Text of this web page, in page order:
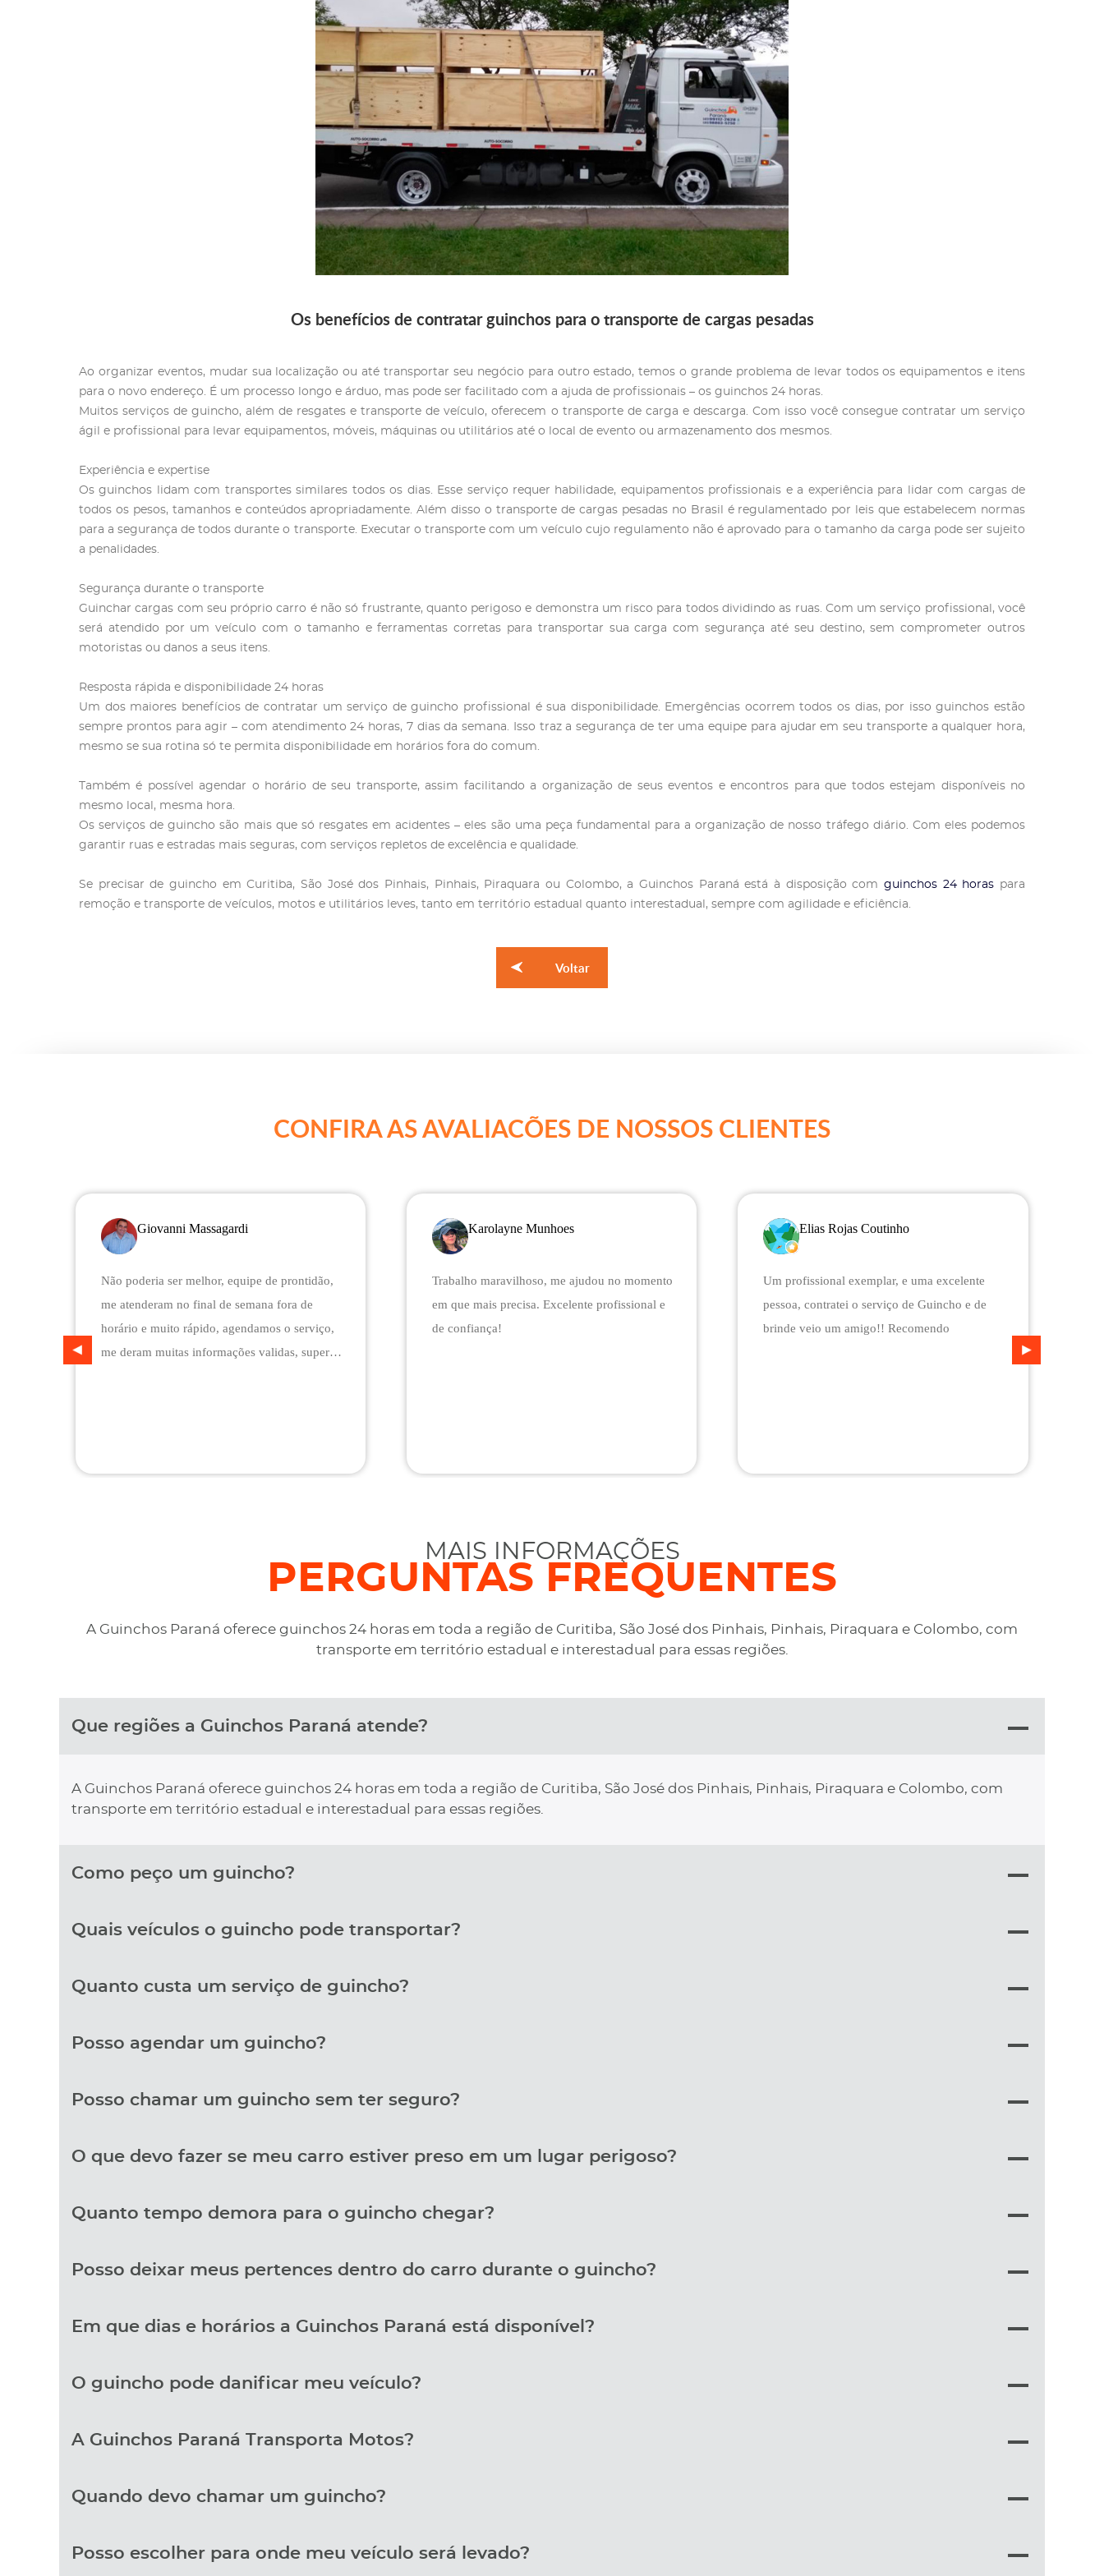
Os benefícios de contratar guinchos para o transporte de cargas pesadas
Ao organizar eventos, mudar sua localização ou até transportar seu negócio para outro estado, temos o grande problema de levar todos os equipamentos e itens
para o novo endereço. É um processo longo e árduo, mas pode ser facilitado com a ajuda de profissionais – os guinchos 24 horas.
Muitos serviços de guincho, além de resgates e transporte de veículo, oferecem o transporte de carga e descarga. Com isso você consegue contratar um serviço
ágil e profissional para levar equipamentos, móveis, máquinas ou utilitários até o local de evento ou armazenamento dos mesmos.
Experiência e expertise
Os guinchos lidam com transportes similares todos os dias. Esse serviço requer habilidade, equipamentos profissionais e a experiência para lidar com cargas de
todos os pesos, tamanhos e conteúdos apropriadamente. Além disso o transporte de cargas pesadas no Brasil é regulamentado por leis que estabelecem normas
para a segurança de todos durante o transporte. Executar o transporte com um veículo cujo regulamento não é aprovado para o tamanho da carga pode ser sujeito
a penalidades.
Segurança durante o transporte
Guinchar cargas com seu próprio carro é não só frustrante, quanto perigoso e demonstra um risco para todos dividindo as ruas. Com um serviço profissional, você
será atendido por um veículo com o tamanho e ferramentas corretas para transportar sua carga com segurança até seu destino, sem comprometer outros
motoristas ou danos a seus itens.
Resposta rápida e disponibilidade 24 horas
Um dos maiores benefícios de contratar um serviço de guincho profissional é sua disponibilidade. Emergências ocorrem todos os dias, por isso guinchos estão
sempre prontos para agir – com atendimento 24 horas, 7 dias da semana. Isso traz a segurança de ter uma equipe para ajudar em seu transporte a qualquer hora,
mesmo se sua rotina só te permita disponibilidade em horários fora do comum.
Também é possível agendar o horário de seu transporte, assim facilitando a organização de seus eventos e encontros para que todos estejam disponíveis no
mesmo local, mesma hora.
Os serviços de guincho são mais que só resgates em acidentes – eles são uma peça fundamental para a organização de nosso tráfego diário. Com eles podemos
garantir ruas e estradas mais seguras, com serviços repletos de excelência e qualidade.
Se precisar de guincho em Curitiba, São José dos Pinhais, Pinhais, Piraquara ou Colombo, a Guinchos Paraná está à disposição com guinchos 24 horas para
remoção e transporte de veículos, motos e utilitários leves, tanto em território estadual quanto interestadual, sempre com agilidade e eficiência.
Voltar
CONFIRA AS AVALIACÕES DE NOSSOS CLIENTES
Giovanni Massagardi
Não poderia ser melhor, equipe de prontidão,
me atenderam no final de semana fora de
horário e muito rápido, agendamos o serviço,
me deram muitas informações validas, super
para uma oficina mais próximo, sem qualquer
Karolayne Munhoes
Trabalho maravilhoso, me ajudou no momento
em que mais precisa. Excelente profissional e
de confiança!
Elias Rojas Coutinho
Um profissional exemplar, e uma excelente
pessoa, contratei o serviço de Guincho e de
brinde veio um amigo!! Recomendo
MAIS INFORMAÇÕES
PERGUNTAS FREQUENTES
A Guinchos Paraná oferece guinchos 24 horas em toda a região de Curitiba, São José dos Pinhais, Pinhais, Piraquara e Colombo, com
transporte em território estadual e interestadual para essas regiões.
Que regiões a Guinchos Paraná atende?
A Guinchos Paraná oferece guinchos 24 horas em toda a região de Curitiba, São José dos Pinhais, Pinhais, Piraquara e Colombo, com
transporte em território estadual e interestadual para essas regiões.
Como peço um guincho?
Quais veículos o guincho pode transportar?
Quanto custa um serviço de guincho?
Posso agendar um guincho?
Posso chamar um guincho sem ter seguro?
O que devo fazer se meu carro estiver preso em um lugar perigoso?
Quanto tempo demora para o guincho chegar?
Posso deixar meus pertences dentro do carro durante o guincho?
Em que dias e horários a Guinchos Paraná está disponível?
O guincho pode danificar meu veículo?
A Guinchos Paraná Transporta Motos?
Quando devo chamar um guincho?
Posso escolher para onde meu veículo será levado?